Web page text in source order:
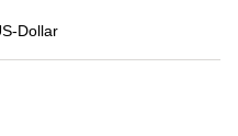
Dollar